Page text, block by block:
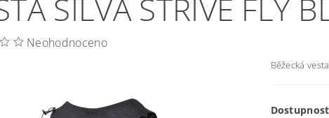
SILVA STRIVE FLY
Neohodnoceno
Běžecká
Dostupnost